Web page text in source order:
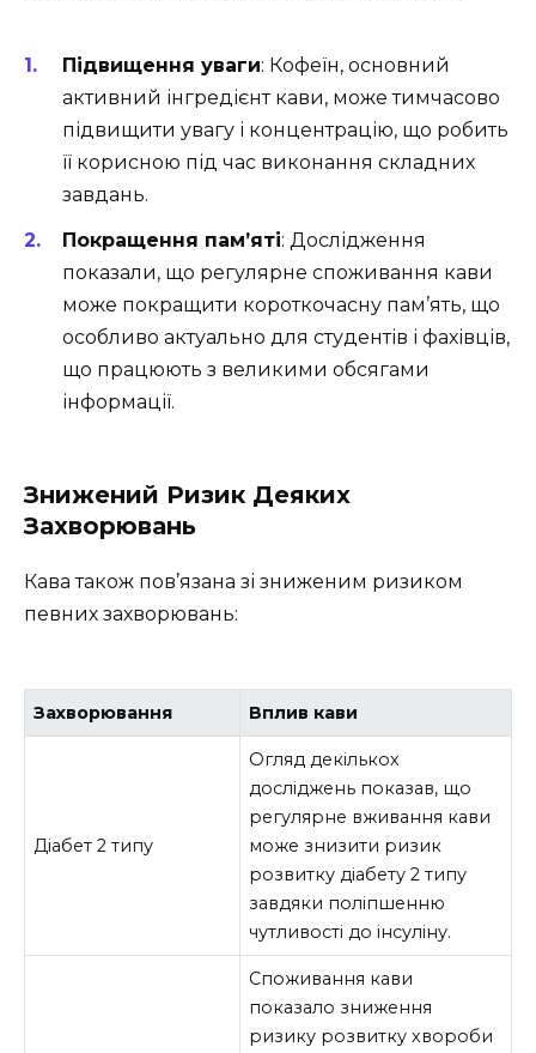
Підвищення уваги: Кофеїн, основний
активний інгредієнт кави, може тимчасово
підвищити увагу і концентрацію, що робить
її корисною під час виконання складних
завдань.
Покращення пам’яті: Дослідження
показали, що регулярне споживання кави
може покращити короткочасну пам’ять, що
особливо актуально для студентів і фахівців,
що працюють з великими обсягами
інформації.
Знижений Ризик Деяких
Захворювань
Кава також пов’язана зі зниженим ризиком
певних захворювань:
Захворювання Вплив кави
Діабет 2 типу
Огляд декількох
досліджень показав, що
регулярне вживання кави
може знизити ризик
розвитку діабету 2 типу
завдяки поліпшенню
чутливості до інсуліну.
Споживання кави
показало зниження
ризику розвитку хвороби